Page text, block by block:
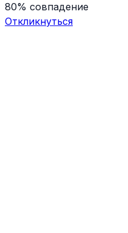
80% совпадение
Откликнуться